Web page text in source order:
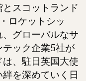
スコットランド
ロケットシッ
グローバルなサ
ック企業5社が
、駐日英国大使
を深めていく日